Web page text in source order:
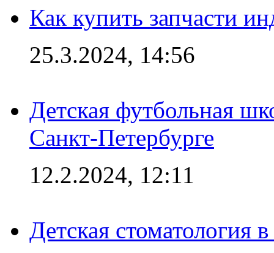
Как купить запчасти
25.3.2024, 14:56
Детская футбольная
Санкт-Петербурге
12.2.2024, 12:11
Детская стоматология